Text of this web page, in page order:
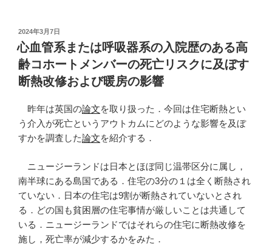
宅
の
断
熱
化
健
康
格
に
及
ぼ
影
投
稿
日:
2024年3月7日
心血管系または呼吸器系の入院歴のある高
齢コホートメンバーの死亡リスクに及ぼす
断熱改修および暖房の影響
昨年は英国の論文を取り扱った．今回は住宅断熱とい
う介入が死亡というアウトカムにどのような影響を及ぼ
すかを調査した論文を紹介する．
ニュージーランドは日本とほぼ同じ温帯区分に属し，
南半球にある島国である．住宅の3分の１は全く断熱され
ていない．日本の住宅は9割が断熱されていないとされ
る．どの国も貧困層の住宅事情が厳しいことは共通して
いる．ニュージーランドではそれらの住宅に断熱改修を
施し，死亡率が減少するかをみた．